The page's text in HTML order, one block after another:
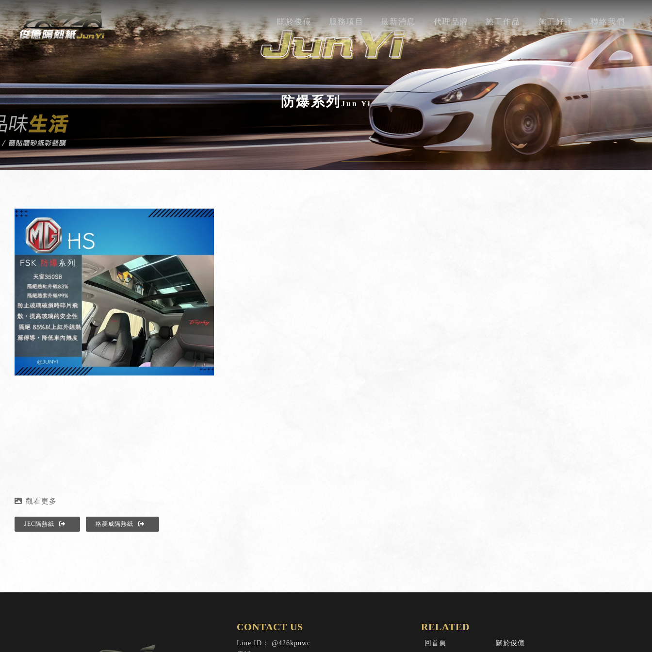
關於俊億 服務項目 最新消息 代理品牌 施工作品 施工好評 聯絡我們
防爆系列
JEC隔熱紙 格菱威隔熱紙
@426kpuwc
回首頁 關於俊億